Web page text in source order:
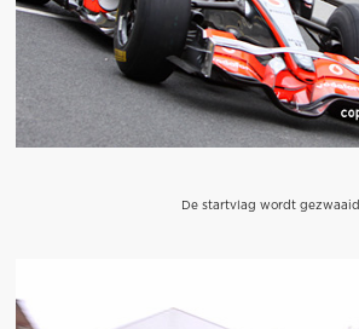
De startvlag wordt gezwaaid